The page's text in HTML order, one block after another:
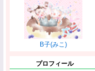
B子(みこ)
プロフィール